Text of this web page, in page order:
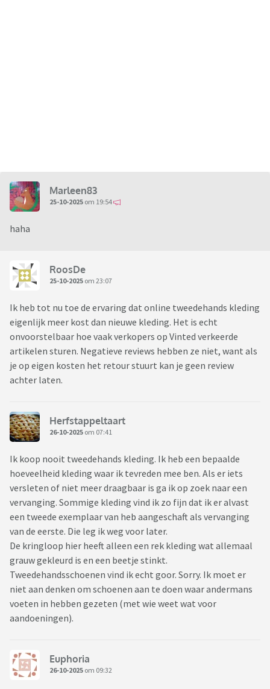
Marleen83
25-10-2025 om 19:54
haha
RoosDe
25-10-2025 om 23:07
Ik heb tot nu toe de ervaring dat online tweedehands kleding
eigenlijk meer kost dan nieuwe kleding. Het is echt
onvoorstelbaar hoe vaak verkopers op Vinted verkeerde
artikelen sturen. Negatieve reviews hebben ze niet, want als
je op eigen kosten het retour stuurt kan je geen review
achter laten.
Herfstappeltaart
26-10-2025 om 07:41
Ik koop nooit tweedehands kleding. Ik heb een bepaalde
hoeveelheid kleding waar ik tevreden mee ben. Als er iets
versleten of niet meer draagbaar is ga ik op zoek naar een
vervanging. Sommige kleding vind ik zo fijn dat ik er alvast
een tweede exemplaar van heb aangeschaft als vervanging
van de eerste. Die leg ik weg voor later.
De kringloop hier heeft alleen een rek kleding wat allemaal
grauw gekleurd is en een beetje stinkt.
Tweedehandsschoenen vind ik echt goor. Sorry. Ik moet er
niet aan denken om schoenen aan te doen waar andermans
voeten in hebben gezeten (met wie weet wat voor
aandoeningen).
Euphoria
26-10-2025 om 09:32